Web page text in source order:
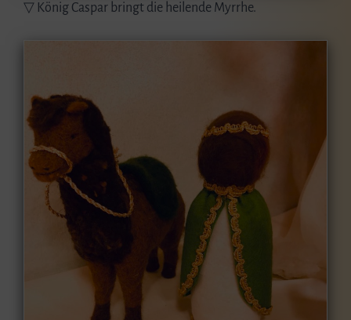
▽ König Caspar bringt die heilende Myrrhe.